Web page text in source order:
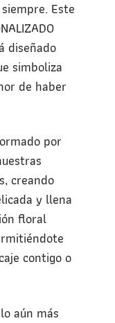
Este
diseñado
simboliza
de haber
por
creando
y llena
floral
contigo o
aún más